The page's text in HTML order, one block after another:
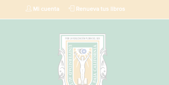
Mi cuenta Renueva tus libros